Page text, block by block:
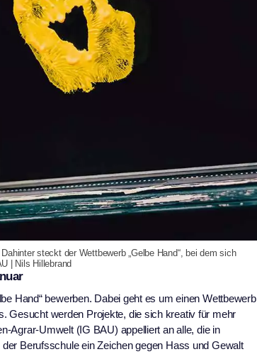
steckt der Wettbewerb „Gelbe Hand“, bei dem sich
| Nils Hillebrand
Hand“ bewerben. Dabei geht es um einen Wettbewerb
Gesucht werden Projekte, die sich kreativ für mehr
Agrar-Umwelt (IG BAU) appelliert an alle, die in
Berufsschule ein Zeichen gegen Hass und Gewalt